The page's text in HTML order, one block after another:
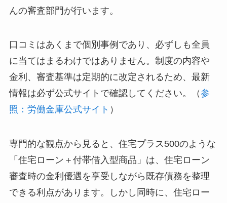
んの審査部門が行います。
口コミはあくまで個別事例であり、必ずしも全員
に当てはまるわけではありません。制度の内容や
金利、審査基準は定期的に改定されるため、最新
情報は必ず公式サイトで確認してください。（参
照：労働金庫公式サイト ）
専門的な観点から見ると、住宅プラス500のような
「住宅ローン＋付帯借入型商品」は、住宅ローン
審査時の金利優遇を享受しながら既存債務を整理
できる利点があります。しかし同時に、住宅ロー